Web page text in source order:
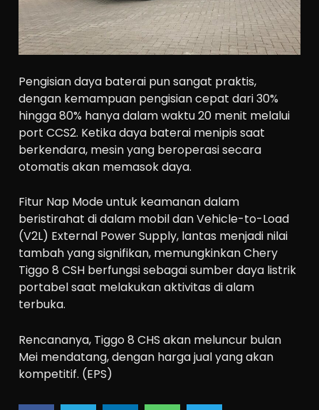
Pengisian daya baterai pun sangat praktis,
dengan kemampuan pengisian cepat dari 30%
hingga 80% hanya dalam waktu 20 menit melalui
port CCS2. Ketika daya baterai menipis saat
berkendara, mesin yang beroperasi secara
otomatis akan memasok daya.
Fitur Nap Mode untuk keamanan dalam
beristirahat di dalam mobil dan Vehicle-to-Load
(V2L) External Power Supply, lantas menjadi nilai
tambah yang signifikan, memungkinkan Chery
Tiggo 8 CSH berfungsi sebagai sumber daya listrik
portabel saat melakukan aktivitas di alam
terbuka.
Rencananya, Tiggo 8 CHS akan meluncur bulan
Mei mendatang, dengan harga jual yang akan
kompetitif. (EPS)